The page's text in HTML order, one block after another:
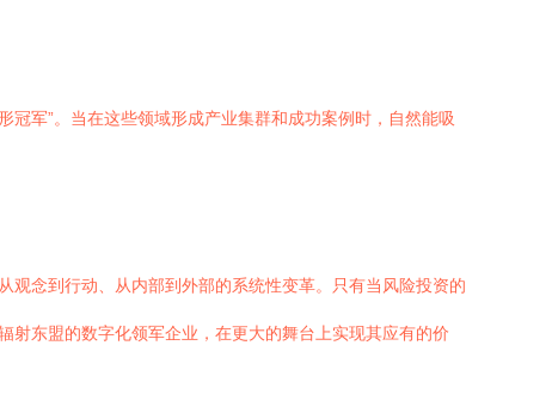
军”。当在这些领域形成产业集群和成功案例时，自然能吸
观念到行动、从内部到外部的系统性变革。只有当风险投资的
射东盟的数字化领军企业，在更大的舞台上实现其应有的价